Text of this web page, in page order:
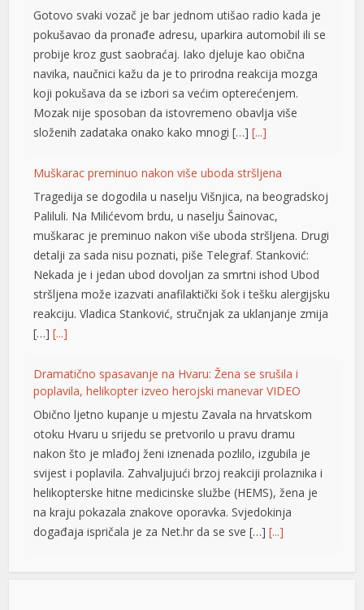
Gotovo svaki vozač je bar jednom utišao radio kada je
pokušavao da pronađe adresu, uparkira automobil ili se
probije kroz gust saobraćaj. Iako djeluje kao obična
navika, naučnici kažu da je to prirodna reakcija mozga
koji pokušava da se izbori sa većim opterećenjem.
Mozak nije sposoban da istovremeno obavlja više
složenih zadataka onako kako mnogi […][...]
Muškarac preminuo nakon više uboda stršljena
Tragedija se dogodila u naselju Višnjica, na beogradskoj
Paliluli. Na Milićevom brdu, u naselju Šainovac,
muškarac je preminuo nakon više uboda stršljena. Drugi
detalji za sada nisu poznati, piše Telegraf. Stanković:
Nekada je i jedan ubod dovoljan za smrtni ishod Ubod
stršljena može izazvati anafilaktički šok i tešku alergijsku
reakciju. Vladica Stanković, stručnjak za uklanjanje zmija
[…][...]
Dramatično spasavanje na Hvaru: Žena se srušila i
poplavila, helikopter izveo herojski manevar VIDEO
Obično ljetno kupanje u mjestu Zavala na hrvatskom
otoku Hvaru u srijedu se pretvorilo u pravu dramu
nakon što je mlađoj ženi iznenada pozlilo, izgubila je
svijest i poplavila. Zahvaljujući brzoj reakciji prolaznika i
helikopterske hitne medicinske službe (HEMS), žena je
na kraju pokazala znakove oporavka. Svjedokinja
događaja ispričala je za Net.hr da se sve […][...]
Vučić: Ljudi razumiju koliko je neko uspješan i dobar ako